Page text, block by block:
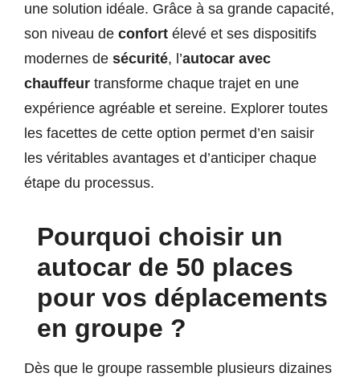
une solution idéale. Grâce à sa grande capacité,
son niveau de confort élevé et ses dispositifs
modernes de sécurité, l’autocar avec
chauffeur transforme chaque trajet en une
expérience agréable et sereine. Explorer toutes
les facettes de cette option permet d’en saisir
les véritables avantages et d’anticiper chaque
étape du processus.
Pourquoi choisir un
autocar de 50 places
pour vos déplacements
en groupe ?
Dès que le groupe rassemble plusieurs dizaines